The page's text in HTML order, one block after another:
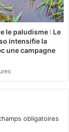
le paludisme : Le
intensifie la
une campagne
obligatoires